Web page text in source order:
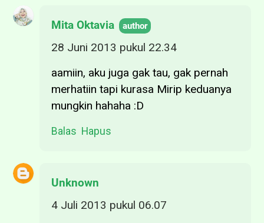
Mita Oktavia
28 Juni 2013 pukul 22.34
aamiin, aku juga gak tau, gak pernah
merhatiin tapi kurasa Mirip keduanya
mungkin hahaha :D
Balas Hapus
Unknown
4 Juli 2013 pukul 06.07